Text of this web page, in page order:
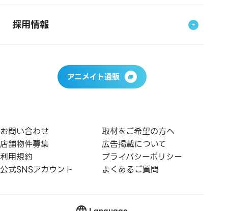
採用情報
アニメイト通販
お問い合わせ
取材をご希望の方へ
店舗物件募集
広告掲載について
利用規約
プライバシーポリシー
公式SNSアカウント
よくあるご質問